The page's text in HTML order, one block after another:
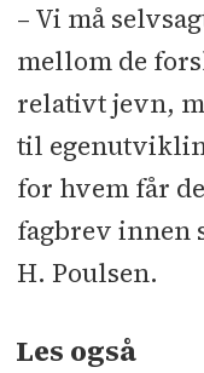
– Vi må
mellom de
relativt jevn,
til
for hvem får
fagbrev innen
H. Poulsen.
Les også